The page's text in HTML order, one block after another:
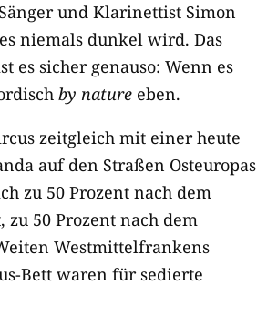
und Klarinettist Simon
niemals dunkel wird. Das
sicher genauso: Wenn es
by nature eben.
zeitgleich mit einer heute
auf den Straßen Osteuropas
zu 50 Prozent nach dem
50 Prozent nach dem
Westmittelfrankens
Bett waren für sedierte